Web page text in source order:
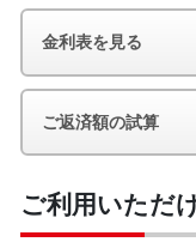
金利表を見る
ご返済額の試算
ご利用いただ